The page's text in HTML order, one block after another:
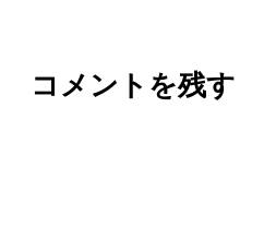
コメントを残す